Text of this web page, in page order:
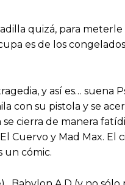
quizá, para
es de los
y así es… suena
con su pistola y se
cierra de manera
y Mad Max. El
un cómic.